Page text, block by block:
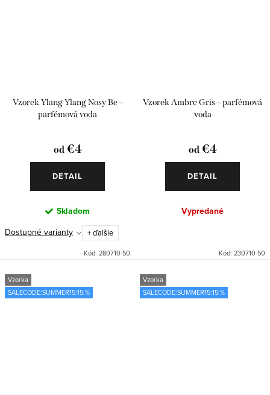
Vzorek Ylang Ylang Nosy Be –
parfémová voda
od€4
DETAIL
Skladom
Dostupné varianty + ďalšie
Kód: 280710-50
Vzorek Ambre Gris – parfémová
voda
od€4
DETAIL
Vypredané
Kód: 230710-50
Vzorka
SALECODE:SUMMER15:15:%
Vzorka
SALECODE:SUMMER15:15:%